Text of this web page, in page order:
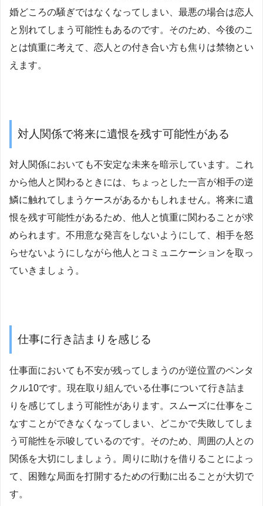
婚どころの騒ぎではなくなってしまい、最悪の場合は恋人
と別れてしまう可能性もあるのです。そのため、今後のこ
とは慎重に考えて、恋人との付き合い方も焦りは禁物とい
えます。
対人関係で将来に遺恨を残す可能性がある
対人関係においても不安定な未来を暗示しています。これ
から他人と関わるときには、ちょっとした一言が相手の逆
鱗に触れてしまうケースがあるかもしれません。将来に遺
恨を残す可能性があるため、他人と慎重に関わることが求
められます。不用意な発言をしないようにして、相手を怒
らせないようにしながら他人とコミュニケーションを取っ
ていきましょう。
仕事に行き詰まりを感じる
仕事面においても不安が残ってしまうのが逆位置のペンタ
クル10です。現在取り組んでいる仕事について行き詰ま
りを感じてしまう可能性があります。スムーズに仕事をこ
なすことができなくなってしまい、どこかで失敗してしま
う可能性を示唆しているのです。そのため、周囲の人との
関係を大切にしましょう。周りに助けを借りることによっ
て、困難な局面を打開するための行動に出ることが大切で
す。